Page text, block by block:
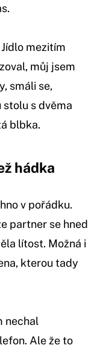
mezitím
můj jsem
smáli se,
stolu s dvěma
blbka.
hádka
v pořádku.
partner se hned
lítost. Možná i
kterou tady
nechal
Ale že to